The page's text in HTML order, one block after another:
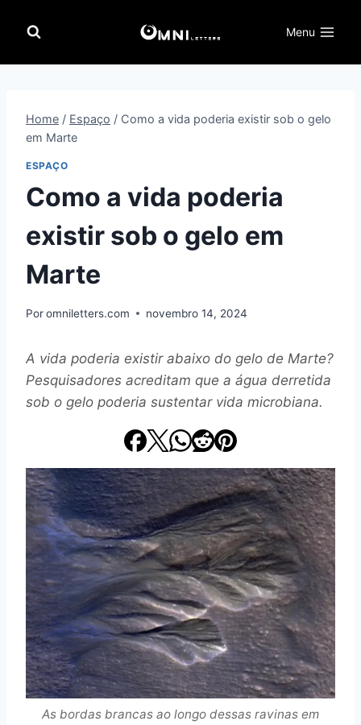
para
Menu
Home / Espaço / Como a vida poderia existir sob o gelo
em Marte
ESPAÇO
Como a vida poderia
existir sob o gelo em
Marte
Poromniletters.com novembro 14, 2024
A vida poderia existir abaixo do gelo de Marte?
Pesquisadores acreditam que a água derretida
sob o gelo poderia sustentar vida microbiana.
As bordas brancas ao longo dessas ravinas em